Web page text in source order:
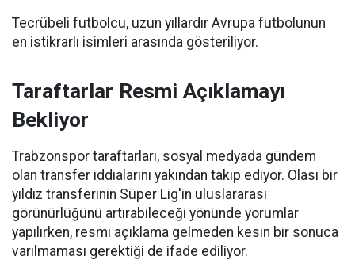
Tecrübeli futbolcu, uzun yıllardır Avrupa futbolunun
en istikrarlı isimleri arasında gösteriliyor.
Taraftarlar Resmi Açıklamayı
Bekliyor
Trabzonspor taraftarları, sosyal medyada gündem
olan transfer iddialarını yakından takip ediyor. Olası bir
yıldız transferinin Süper Lig'in uluslararası
görünürlüğünü artırabileceği yönünde yorumlar
yapılırken, resmi açıklama gelmeden kesin bir sonuca
varılmaması gerektiği de ifade ediliyor.